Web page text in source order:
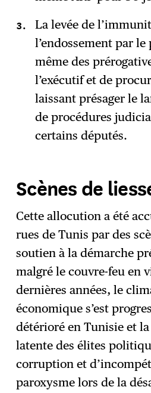
La levée de
l’endossement par
même des
l’exécutif et de
laissant présager le
de procédures
certains députés.
Scènes de
Cette allocution a été
rues de Tunis par des
soutien à la démarche
malgré le couvre-feu en
dernières années, le
économique s’est
détérioré en Tunisie et
latente des élites
corruption et
paroxysme lors de la